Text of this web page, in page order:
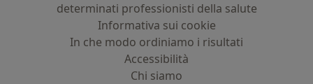
determinati professionisti della salute
Informativa sui cookie
In che modo ordiniamo i risultati
Accessibilità
Chi siamo